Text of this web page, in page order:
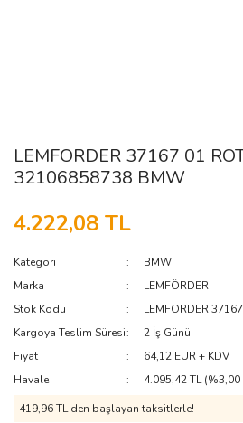
LEMFORDER 37167 01
32106858738 BMW
4.222,08 TL
Kategori
BMW
Marka
LEMFÖRDER
Stok Kodu
LEMFORDER
Kargoya Teslim Süresi
2 İş Günü
Fiyat
64,12 EUR + KDV
Havale
4.095,42 TL
419,96 TL den başlayan taksitlerle!